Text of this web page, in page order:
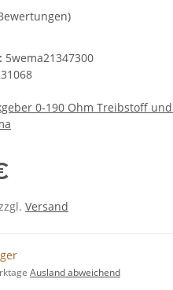
5wema21347300
0-190 Ohm Treibstoff und
Versand
Ausland abweichend